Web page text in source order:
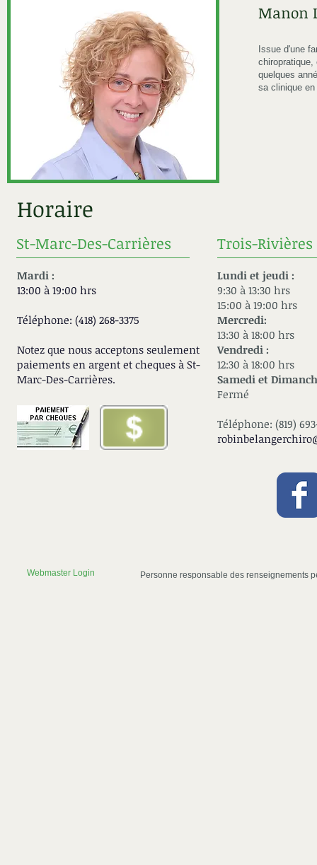
Manon
Issue d'une
chiropratique,
quelques
sa clinique
Horaire
St-Marc-Des-Carrières
Mardi :
13:00 à 19:00 hrs
Téléphone: (418) 268-3375
Notez que nous acceptons seulement
paiements en argent et cheques à St-
Marc-Des-Carrières.
Trois-Rivières
Lundi et jeudi :
9:30 à 13:30 hrs​
15:00 à 19:00 hrs​
Mercredi:
13:30 à 18:00 hrs
Vendredi :
12:30 à 18:00 hrs
Samedi et
Fermé
Téléphone: (819)
Webmaster Login Personne responsable des renseignements